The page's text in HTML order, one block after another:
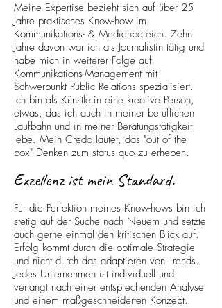
Meine Expertise bezieht sich auf über 25
Jahre praktisches Know-how im
Kommunikations- & Medienbereich. Zehn
Jahre davon war ich als Journalistin tätig und
habe mich in weiterer Folge auf
Kommunikations-Management mit
Schwerpunkt Public Relations spezialisiert.
​Ich bin als Künstlerin eine kreative Person,
etwas, das ich auch in meiner beruflichen
Laufbahn und in meiner Beratungstätigkeit
lebe. Mein Credo lautet, das "out of the
box" Denken zum status quo zu erheben.
Exzellenz ist mein Standard.
Für die Perfektion meines Know-hows bin ich
stetig auf der Suche nach Neuem und setzte
auch gerne einmal den kritischen Blick auf.
Erfolg kommt durch die optimale Strategie
und nicht durch das adaptieren von Trends.
Jedes Unternehmen ist individuell und
verlangt nach einer entsprechenden Analyse
und einem maßgeschneiderten Konzept.